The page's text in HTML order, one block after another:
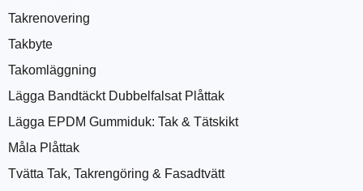
Takrenovering
Takbyte
Takomläggning
Lägga Bandtäckt Dubbelfalsat Plåttak
Lägga EPDM Gummiduk: Tak & Tätskikt
Måla Plåttak
Tvätta Tak, Takrengöring & Fasadtvätt